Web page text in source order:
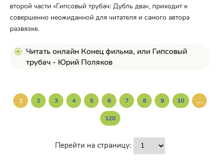
второй части «Гипсовый трубач: Дубль два», приходит к
совершенно неожиданной для читателя и самого автора
развязке.
Читать онлайн Конец фильма, или Гипсовый
трубач - Юрий Поляков
1 2 3 4 5 6 7 8 9 10 ...
120
Перейти на страницу: